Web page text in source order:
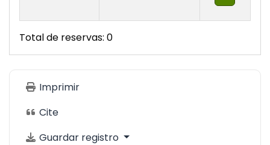
Total de reservas: 0
Imprimir
Cite
Guardar registro